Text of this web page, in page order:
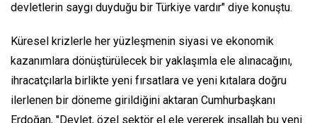
devletlerin saygı duyduğu bir Türkiye vardır" diye konuştu.
Küresel krizlerle her yüzleşmenin siyasi ve ekonomik
kazanımlara dönüştürülecek bir yaklaşımla ele alınacağını,
ihracatçılarla birlikte yeni fırsatlara ve yeni kıtalara doğru
ilerlenen bir döneme girildiğini aktaran Cumhurbaşkanı
Erdoğan, "Devlet, özel sektör el ele vererek inşallah bu yeni